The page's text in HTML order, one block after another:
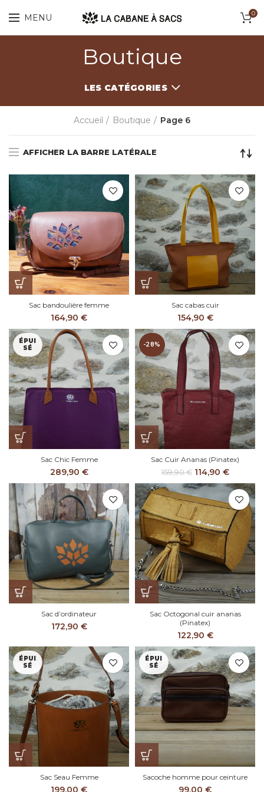
MENU 0
Boutique
LES CATÉGORIES
Accueil Boutique Page 6
AFFICHER LA BARRE LATÉRALE
Sac bandoulière femme
164,90 €
Sac cabas cuir
154,90 €
ÉPUI
SÉ
Sac Chic Femme
289,90 €
-28%
Sac Cuir Ananas (Pinatex)
159,90€ Le
prix
initial
était :
159,90 €.
114,90 €Le
prix
actuel
est :
114,90 €.
Sac d’ordinateur
172,90 €
Sac Octogonal cuir ananas
(Pinatex)
122,90 €
ÉPUI
SÉ
Sac Seau Femme
199,00 €
ÉPUI
SÉ
Sacoche homme pour ceinture
99,00 €